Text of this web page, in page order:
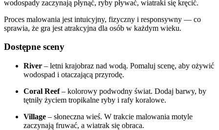
wodospady zaczynają płynąć, ryby pływać, wiatraki się kręcić.
Proces malowania jest intuicyjny, fizyczny i responsywny — co
sprawia, że gra jest atrakcyjna dla osób w każdym wieku.
Dostępne sceny
River – letni krajobraz nad wodą. Pomaluj scenę, aby ożywić
wodospad i otaczającą przyrodę.
Coral Reef– kolorowy podwodny świat. Dodaj barwy, by
tętniły życiem tropikalne ryby i rafy koralowe.
Village – słoneczna wieś. W trakcie malowania motyle
zaczynają fruwać, a wiatrak się obraca.